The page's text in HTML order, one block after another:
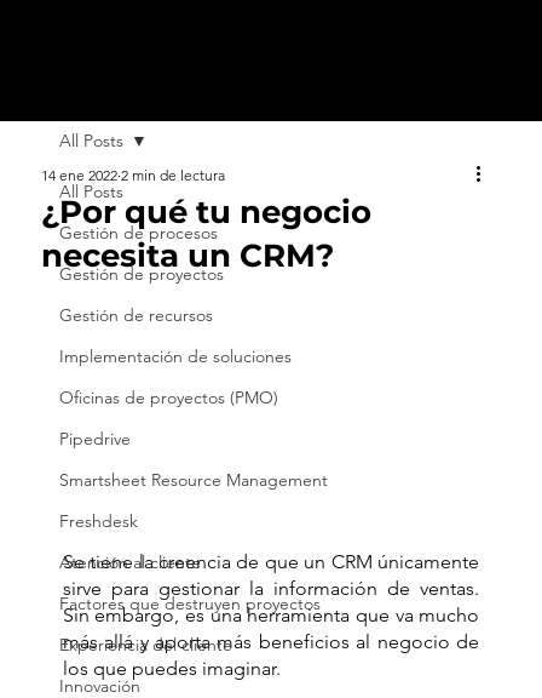
All Posts
Gestión de procesos
Gestión de proyectos
Gestión de recursos
Implementación de soluciones
Oficinas de proyectos (PMO)
Pipedrive
Smartsheet Resource Management
Freshdesk
Atención al cliente
Factores que destruyen proyectos
Experiencia del cliente
Innovación
All Posts
¿Por qué tu negocio
necesita un CRM?
14 ene 2022 2 min de lectura
Se tiene la creencia de que un CRM únicamente
sirve para gestionar la información de ventas.
Sin embargo, es una herramienta que va mucho
más allá y aporta más beneficios al negocio de
los que puedes imaginar.